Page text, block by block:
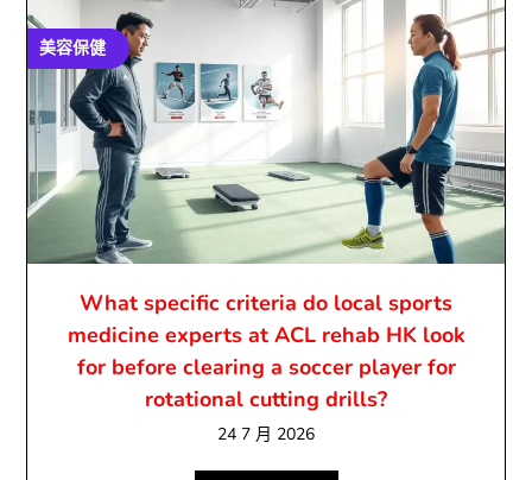
美容保健
What specific criteria do local sports
medicine experts at ACL rehab HK look
for before clearing a soccer player for
rotational cutting drills?
24 7 月 2026